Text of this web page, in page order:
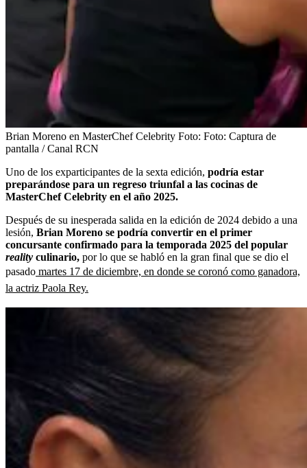
Brian Moreno en MasterChef Celebrity Foto: Foto: Captura de
pantalla / Canal RCN
Uno de los exparticipantes de la sexta edición, podría estar
preparándose para un regreso triunfal a las cocinas de
MasterChef Celebrity en el año 2025.
Después de su inesperada salida en la edición de 2024 debido a una
lesión, Brian Moreno se podría convertir en el primer
concursante confirmado para la temporada 2025 del popular
reality culinario, por lo que se habló en la gran final que se dio el
pasado martes 17 de diciembre, en donde se coronó como ganadora,
la actriz Paola Rey.